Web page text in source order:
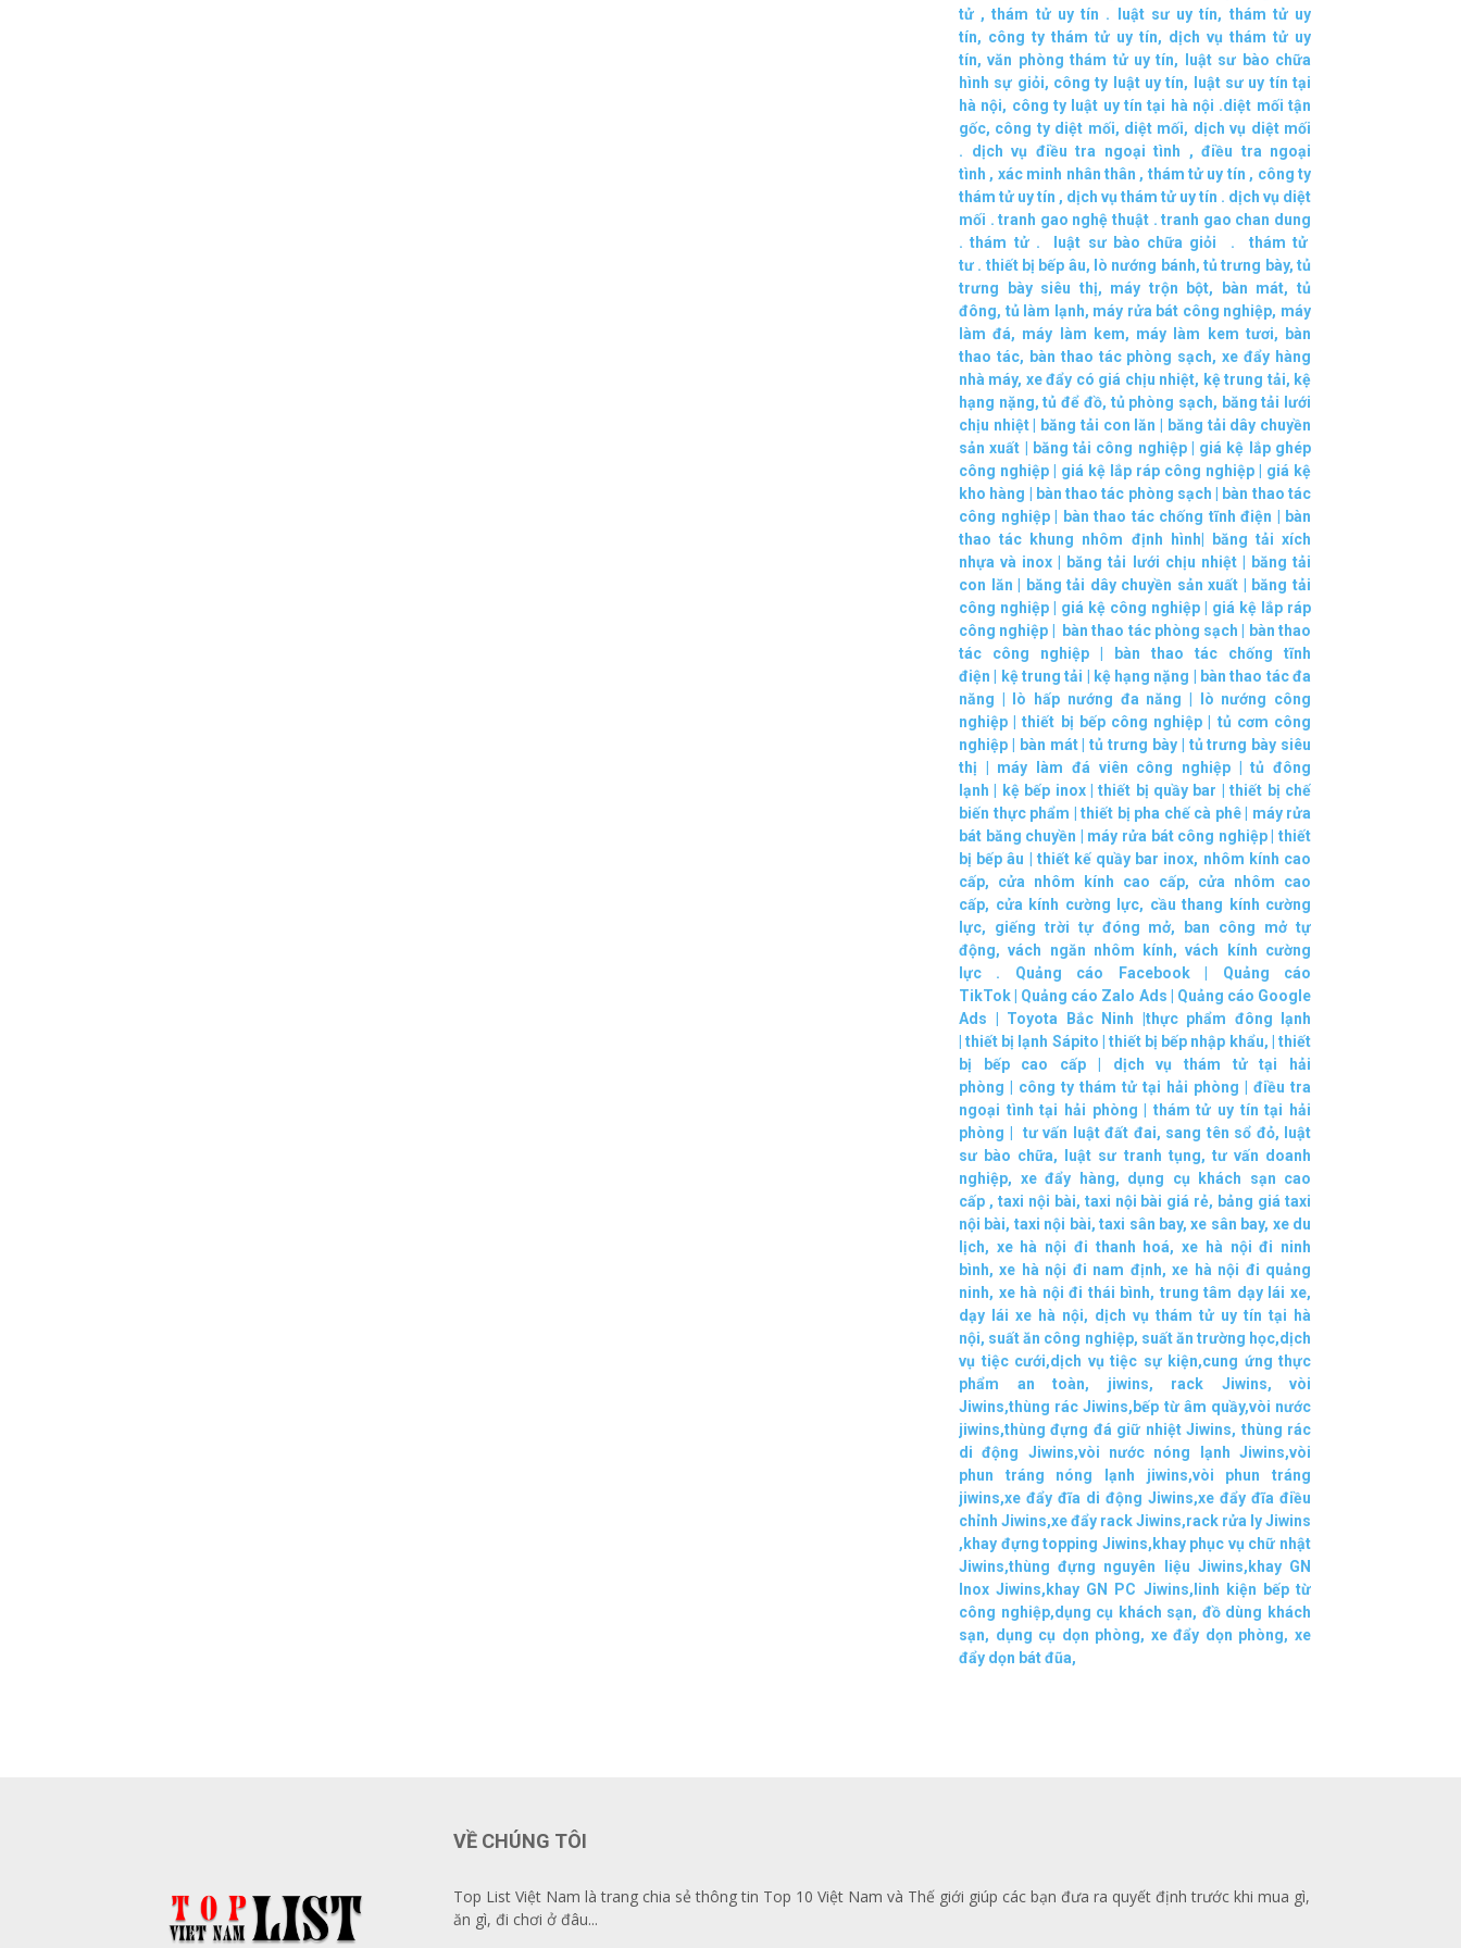
tử ,thám tử uy tín . luật sư uy tín, thám tử uy
tín, công ty thám tử uy tín, dịch vụ thám tử uy
tín,văn phòng thám tử uy tín,
luật sư bào chữa
hình sự giỏi, công ty luật uy tín,
luật sư uy tín tại
hà nội, công ty luật uy tín tại hà nội .diệt mối tận
gốc, công ty diệt mối, diệt mối, dịch vụ diệt mối
. dịch vụ điều tra ngoại tình , điều tra ngoại
tình , xác minh nhân thân , thám tử uy tín , công ty
thám tử uy tín , dịch vụ thám tử uy tín . dịch vụ diệt
mối .tranh gao nghệ thuật .tranh gao chan dung
.thám tử. luật sư bào chữa giỏi . thám tử
tư . thiết bị bếp âu, lò nướng bánh,tủ trưng bày,tủ
trưng bày siêu thị, máy trộn bột, bàn mát,tủ
đông, tủ làm lạnh, máy rửa bát công nghiệp, máy
làm đá, máy làm kem, máy làm kem tươi,
bàn
thao tác, bàn thao tác phòng sạch,xe đẩy hàng
nhà máy, xe đẩy có giá chịu nhiệt, kệ trung tải, kệ
hạng nặng,tủ để đồ, tủ phòng sạch, băng tải lưới
chịu nhiệt| băng tải con lăn
băng tải dây chuyền
sản xuất
băng tải công nghiệp| giá kệ lắp ghép
công nghiệp
giá kệ lắp ráp công nghiệp
giá kệ
kho hàng
bàn thao tác phòng sạch
bàn thao tác
công nghiệp| bàn thao tác chống tĩnh điện
bàn
thao tác khung nhôm định hình
băng tải xích
nhựa và inox
băng tải lưới chịu nhiệt|
băng tải
con lăn
băng tải dây chuyền sản xuất
băng tải
công nghiệp
giá kệ công nghiệp
giá kệ lắp ráp
công nghiệp
bàn thao tác phòng sạch
bàn thao
tác công nghiệp
bàn thao tác chống tĩnh
điện
kệ trung tải kệ hạng nặng
bàn thao tác đa
năng
lò hấp nướng đa năng
lò nướng công
nghiệp |thiết bị bếp công nghiệp
tủ cơm công
nghiệp
bàn mát|tủ trưng bày| tủ trưng bày siêu
thị
máy làm đá viên công nghiệp|tủ đông
lạnh
kệ bếp inox|thiết bị quầy bar |thiết bị chế
biến thực phẩm
thiết bị pha chế cà phê| máy rửa
bát băng chuyền
máy rửa bát công nghiệp|thiết
bị bếp âu
thiết kế quầy bar inox, nhôm kính cao
cấp, cửa nhôm kính cao cấp, cửa nhôm cao
cấp, cửa kính cường lực, cầu thang kính cường
lực, giếng trời tự đóng mở,
ban công mở tự
động,vách ngăn nhôm kính,vách kính cường
lực . Quảng cáo Facebook| Quảng cáo
TikTok
Quảng cáo Zalo Ads
Quảng cáo Google
Ads
Toyota Bắc Ninh | thực phẩm đông lạnh
|thiết bị lạnh Sápito thiết bị bếp nhập khẩu, | thiết
bị bếp cao cấp
dịch vụ thám tử tại hải
phòng
công ty thám tử tại hải phòng
điều tra
ngoại tình tại hải phòng
thám tử uy tín tại hải
phòng
tư vấn luật đất đai, sang tên sổ đỏ,
luật
sư bào chữa, luật sư tranh tụng, tư vấn doanh
nghiệp, xe đẩy hàng, dụng cụ khách sạn cao
cấp , taxi nội bài, taxi nội bài giá rẻ, bảng giá taxi
nội bài, taxi nội bài,taxi sân bay,xe sân bay, xe du
lịch, xe hà nội đi thanh hoá,xe hà nội đi ninh
bình,xe hà nội đi nam định,xe hà nội đi quảng
ninh, xe hà nội đi thái bình, trung tâm dạy lái xe,
dạy lái xe hà nội, dịch vụ thám tử uy tín tại hà
nội, suất ăn công nghiệp, suất ăn trường học,dịch
vụ tiệc cưới,dịch vụ tiệc sự kiện,cung ứng thực
phẩm an toàn, jiwins, rack Jiwins, vòi
Jiwins,thùng rác Jiwins, bếp từ âm quầy,vòi nước
jiwins,thùng đựng đá giữ nhiệt Jiwins, thùng rác
di động Jiwins,vòi nước nóng lạnh Jiwins,vòi
phun tráng nóng lạnh jiwins,vòi phun tráng
jiwins,xe đẩy đĩa di động Jiwins,xe đẩy đĩa điều
chỉnh Jiwins,xe đẩy rack Jiwins,rack rửa ly Jiwins
, khay đựng topping Jiwins, khay phục vụ chữ nhật
Jiwins,thùng đựng nguyên liệu Jiwins, khay GN
Inox Jiwins, khay GN PC Jiwins, linh kiện bếp từ
công nghiệp,dụng cụ khách sạn, đồ dùng khách
sạn, dụng cụ dọn phòng, xe đẩy dọn phòng,xe
đẩy dọn bát đũa,
VỀ CHÚNG TÔI
Top List Việt Nam là trang chia sẻ thông tin Top 10 Việt Nam và Thế giới giúp các bạn đưa ra quyết định trước khi mua gì,
ăn gì, đi chơi ở đâu...